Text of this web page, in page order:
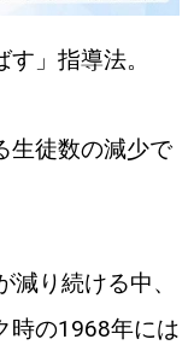
」指導法。
生徒数の減少で
り続ける中、
時の1968年には